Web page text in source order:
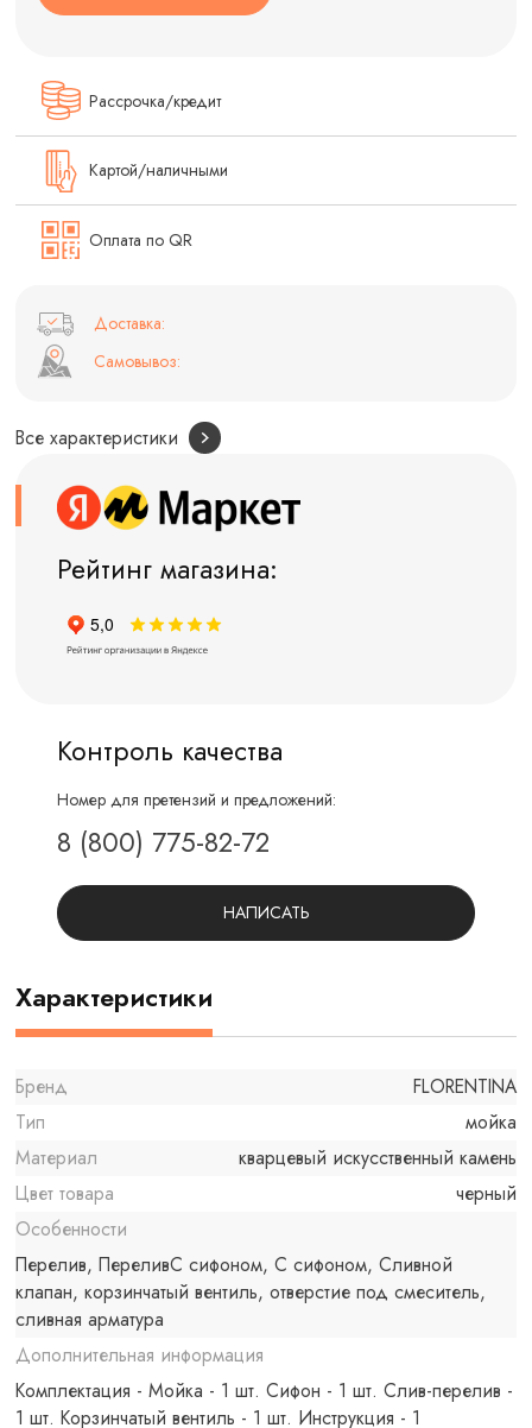
Рассрочка/кредит
Картой/наличными
Оплата по QR
Доставка:
Самовывоз:
Все характеристики
Рейтинг магазина:
Контроль качества
Номер для претензий и предложений:
8 (800) 775-82-72
НАПИСАТЬ
Характеристики
Бренд
FLORENTINA
Тип
мойка
Материал
кварцевый искусственный камень
Цвет товара
черный
Особенности
Перелив, ПереливС сифоном, С сифоном, Сливной
клапан, корзинчатый вентиль, отверстие под смеситель,
сливная арматура
Дополнительная информация
Комплектация - Мойка - 1 шт. Сифон - 1 шт. Слив-перелив -
1 шт. Корзинчатый вентиль - 1 шт. Инструкция - 1